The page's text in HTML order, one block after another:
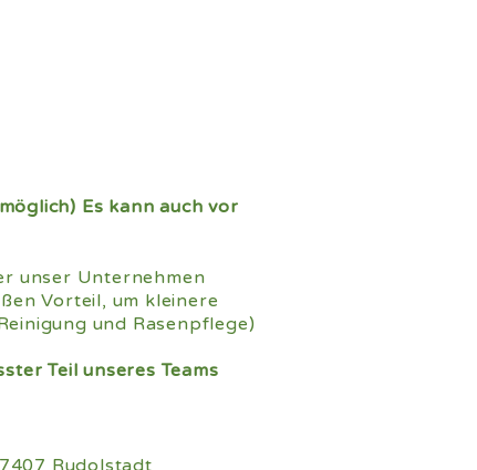
Es kann auch vor
unser Unternehmen
Vorteil, um kleinere
und Rasenpflege)
Teil unseres Teams
Rudolstadt